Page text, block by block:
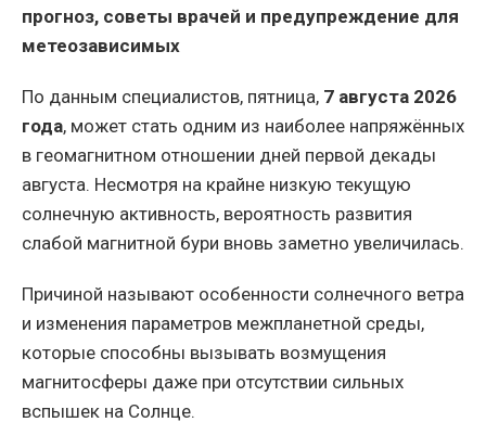
прогноз, советы врачей и предупреждение для
метеозависимых
По данным специалистов, пятница, 7 августа 2026
года, может стать одним из наиболее напряжённых
в геомагнитном отношении дней первой декады
августа. Несмотря на крайне низкую текущую
солнечную активность, вероятность развития
слабой магнитной бури вновь заметно увеличилась.
Причиной называют особенности солнечного ветра
и изменения параметров межпланетной среды,
которые способны вызывать возмущения
магнитосферы даже при отсутствии сильных
вспышек на Солнце.